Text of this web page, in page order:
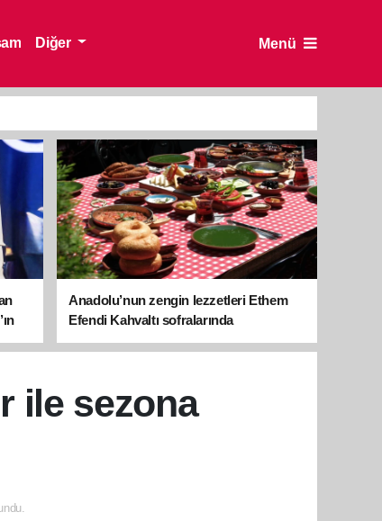
Diğer Menü
Anadolu’nun zengin lezzetleri Ethem
Efendi Kahvaltı sofralarında
ile sezona